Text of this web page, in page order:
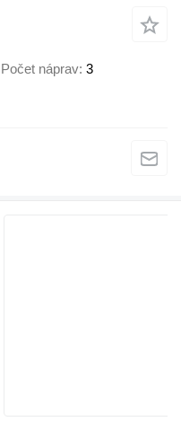
Počet náprav 3